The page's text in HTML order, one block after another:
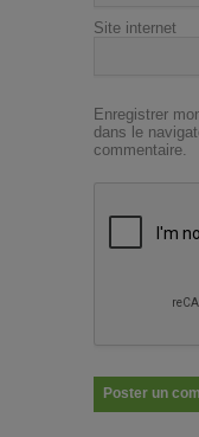
Site internet
Enregistrer
dans le
commentaire.